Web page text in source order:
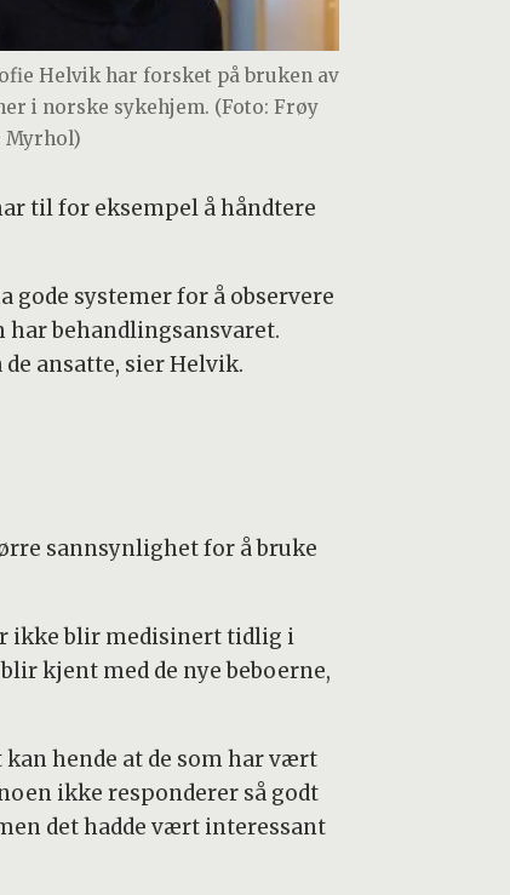
Helvik har forsket på bruken av
i norske sykehjem. (Foto: Frøy
Myrhol)
til for eksempel å håndtere
gode systemer for å observere
har behandlingsansvaret.
ansatte, sier Helvik.
sannsynlighet for å bruke
ikke blir medisinert tidlig i
kjent med de nye beboerne,
hende at de som har vært
ikke responderer så godt
det hadde vært interessant